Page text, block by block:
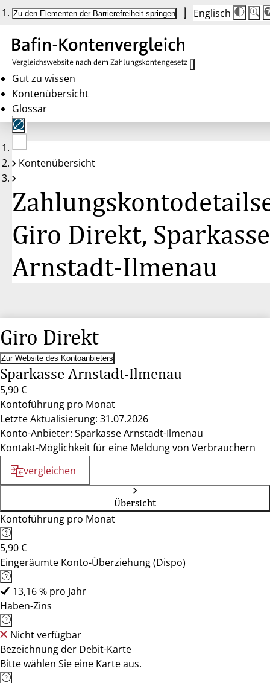
Zu den Elementen der Barrierefreiheit springen Englisch
Die
auf
100
100
Gut zu wissen
Kontenübersicht
Glossar
Keine
Konten
Kontenübersicht
Giro Direkt, Sparkasse
Arnstadt-Ilmenau
Giro Direkt
Zur Website des Kontoanbieters
Sparkasse Arnstadt-Ilmenau
5,90 €
Kontoführung pro Monat
Letzte Aktualisierung: 31.07.2026
Konto-Anbieter: Sparkasse Arnstadt-Ilmenau
Kontakt-Möglichkeit für eine Meldung von Verbrauchern
vergleichen
Übersicht
Kontoführung pro Monat
5,90 €
Eingeräumte Konto-Überziehung (Dispo)
13,16 % pro Jahr
Haben-Zins
Nicht verfügbar
Bezeichnung der Debit-Karte
Bitte wählen Sie eine Karte aus.